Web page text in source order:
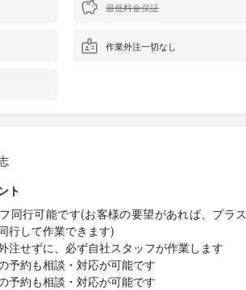
最低料金保証
作業外注一切なし
ト
同行可能です(お客様の要望があれば、プラ
行して作業できます)
注せずに、必ず自社スタッフが作業します
予約も相談・対応が可能です
予約も相談・対応が可能です